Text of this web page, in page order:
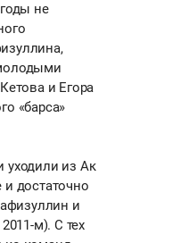
не
и Егора
«барса»
уходили из Ак
достаточно
и
м). С тех